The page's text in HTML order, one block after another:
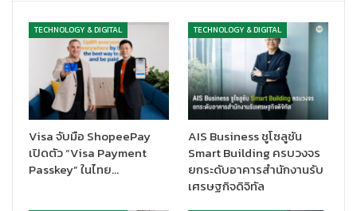
ขยล ตันติชาติวัฒน์
เราจะเห็นได้ว่า ในช่วงที่ผ่านมาการแพร่ระบาดของเชื้อไวรัส COVID-
19 กลายเป็นอีกหนึ่งวิกฤตที่ช่วยเร่งให้เทคโนโลยี AI รุดหน้าเร็วยิ่งขึ้น
ซึ่งจะเห็นได้จาก 5 เทรนด์เทคโนโลยี AI ที่เข้ามาตอบสนองวิถีชีวิตของ
ผู้คนทั้งโลกในอนาคตในหลากหลายมิติ ดังนี้
TECHNOLOGY & DIGITAL
Visa จับมือ ShopeePay
เปิดตัว “Visa Payment
Passkey” ในไทย…
TECHNOLOGY & DIGITAL
AIS Business ชูโซลูชัน
Smart Building ครบวงจร
ยกระดับอาคารสำนักงานรับ
เศรษฐกิจดิจิทัล